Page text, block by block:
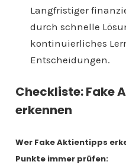
Langfristiger
durch schnelle
kontinuierliches
Entscheidungen.
Checkliste: Fake
erkennen
Wer Fake Aktientipps
Punkte immer prüfen: